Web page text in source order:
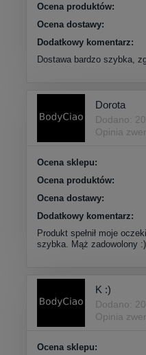
Ocena produktów:
Ocena dostawy:
Dodatkowy komentarz:
Dostawa bardzo szybka,
Dorota
Dodano:
Opinia
Ocena sklepu:
Ocena produktów:
Ocena dostawy:
Dodatkowy komentarz:
Produkt spełnił moje
szybka. Mąż zadowolony :)
K :)
Dodano:
Opinia
Ocena sklepu: